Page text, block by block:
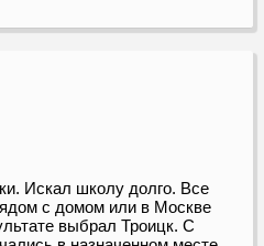
Искал школу долго. Все
с домом или в Москве
выбрал Троицк. С